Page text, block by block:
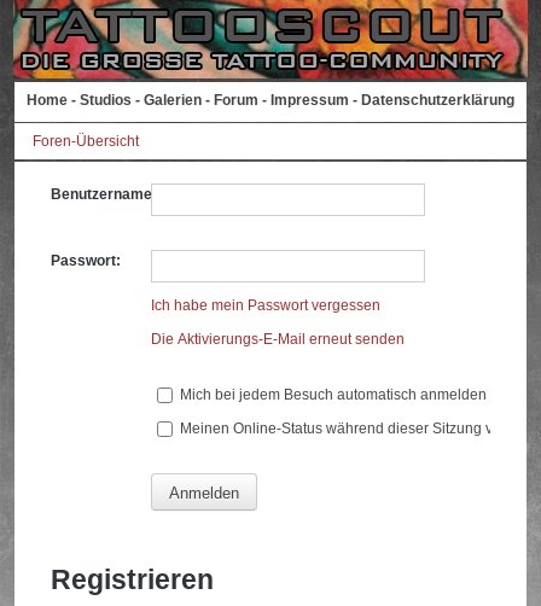
Home - Studios - Galerien - Forum - Impressum - Datenschutzerklärung
Foren-Übersicht
Benutzername:
Passwort:
Ich habe mein Passwort vergessen
Die Aktivierungs-E-Mail erneut senden
Mich bei jedem Besuch automatisch anmelden
Meinen Online-Status während dieser Sitzung
Registrieren